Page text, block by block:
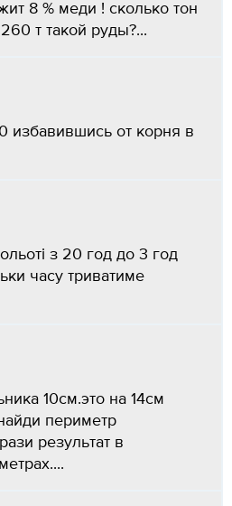
8 % меди ! сколько тон
т такой руды?...
избавившись от корня в
з 20 год до 3 год
часу триватиме
10см.это на 14см
периметр
результат в